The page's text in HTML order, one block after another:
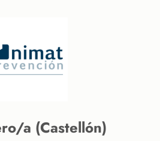
a (Castellón)